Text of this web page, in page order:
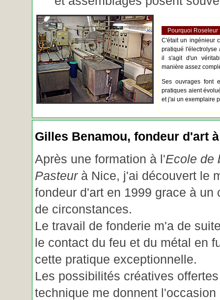
Pourquoi Roseleur
C'était un ingénieur
pratiqué l'électrolyse
il s'agit d'un
manière assez
Ses ouvrages font
pratiques aient
et j'ai un exemplaire
Gilles Benamou, fondeur d'art
Après une formation à l'Ecole de
Pasteurà Nice, j'ai découvert le
fondeur d'art en 1999 grace à un
de circonstances.
Le travail de fonderie m'a de
le contact du feu et du métal en
cette pratique exceptionnelle.
Les possibilités créatives
technique me donnent